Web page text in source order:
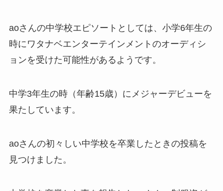
aoさんの中学校エピソートとしては、小学6年生の
時にワタナベエンターテインメントのオーディシ
ョンを受けた可能性があるようです。
中学3年生の時（年齢15歳）にメジャーデビューを
果たしています。
aoさんの初々しい中学校を卒業したときの投稿を
見つけました。